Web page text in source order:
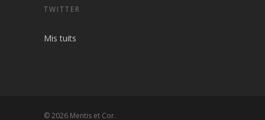
TWITTER
Mis tuits
© 2026 Mentis et Cor.